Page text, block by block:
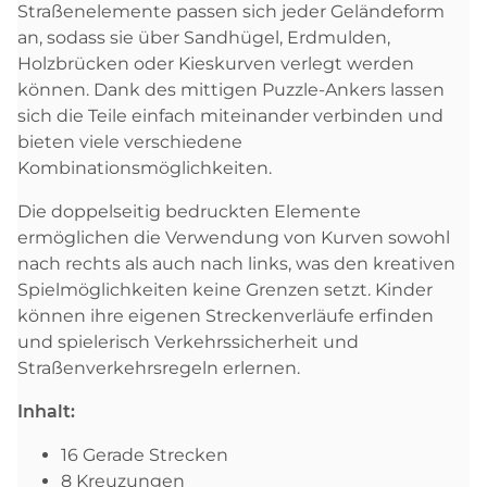
Straßenelemente passen sich jeder Geländeform
an, sodass sie über Sandhügel, Erdmulden,
Holzbrücken oder Kieskurven verlegt werden
können. Dank des mittigen Puzzle-Ankers lassen
sich die Teile einfach miteinander verbinden und
bieten viele verschiedene
Kombinationsmöglichkeiten.
Die doppelseitig bedruckten Elemente
ermöglichen die Verwendung von Kurven sowohl
nach rechts als auch nach links, was den kreativen
Spielmöglichkeiten keine Grenzen setzt. Kinder
können ihre eigenen Streckenverläufe erfinden
und spielerisch Verkehrssicherheit und
Straßenverkehrsregeln erlernen.
Inhalt:
16 Gerade Strecken
8 Kreuzungen